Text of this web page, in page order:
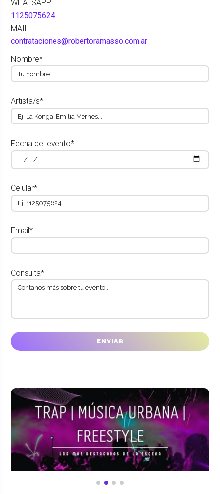
WHATSAPP:
1125075624
MAIL:
contrataciones@robertoramasso.com.ar
Nombre*
Artista/s*
Fecha del evento*
Celular*
Email*
Consulta*